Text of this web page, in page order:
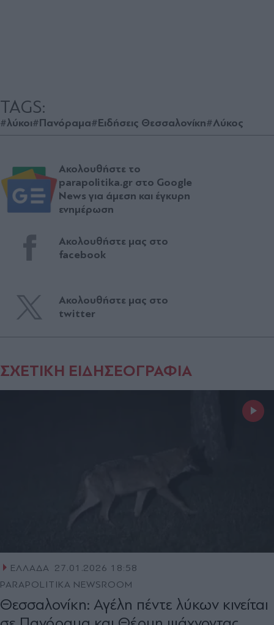
TAGS:
#λύκοι#Πανόραμα#Ειδήσεις Θεσσαλονίκη#Λύκος
Ακολουθήστε το
parapolitika.gr στο Google
News για άμεση και έγκυρη
ενημέρωση
Ακολουθήστε μας στο
facebook
Ακολουθήστε μας στο
twitter
ΣΧΕΤΙΚΗ ΕΙΔΗΣΕΟΓΡΑΦΙΑ
ΕΛΛΑΔΑ
27.01.2026 18:58
PARAPOLITIKA NEWSROOM
Θεσσαλονίκη: Αγέλη πέντε λύκων κινείται